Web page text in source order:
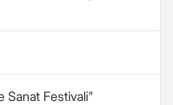
Sanat Festivali"